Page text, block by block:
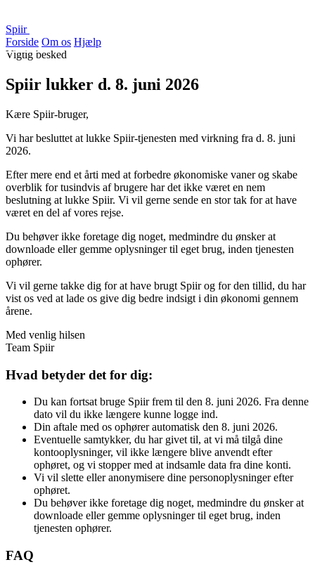
Spiir
Forside Om os Hjælp
Vigtig besked
Spiir lukker d. 8. juni 2026
Kære Spiir-bruger,
Vi har besluttet at lukke Spiir-tjenesten med virkning fra d. 8. juni
2026.
Efter mere end et årti med at forbedre økonomiske vaner og skabe
overblik for tusindvis af brugere har det ikke været en nem
beslutning at lukke Spiir. Vi vil gerne sende en stor tak for at have
været en del af vores rejse.
Du behøver ikke foretage dig noget, medmindre du ønsker at
downloade eller gemme oplysninger til eget brug, inden tjenesten
ophører.
Vi vil gerne takke dig for at have brugt Spiir og for den tillid, du har
vist os ved at lade os give dig bedre indsigt i din økonomi gennem
årene.
Med venlig hilsen
Team Spiir
Hvad betyder det for dig:
Du kan fortsat bruge Spiir frem til den 8. juni 2026. Fra denne
dato vil du ikke længere kunne logge ind.
Din aftale med os ophører automatisk den 8. juni 2026.
Eventuelle samtykker, du har givet til, at vi må tilgå dine
kontooplysninger, vil ikke længere blive anvendt efter
ophøret, og vi stopper med at indsamle data fra dine konti.
Vi vil slette eller anonymisere dine personoplysninger efter
ophøret.
Du behøver ikke foretage dig noget, medmindre du ønsker at
downloade eller gemme oplysninger til eget brug, inden
tjenesten ophører.
FAQ